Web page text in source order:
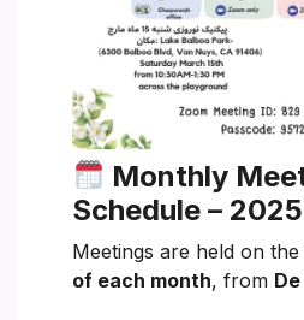
Monthly
Schedule – 2025
Meetings are held on the
of each month, from